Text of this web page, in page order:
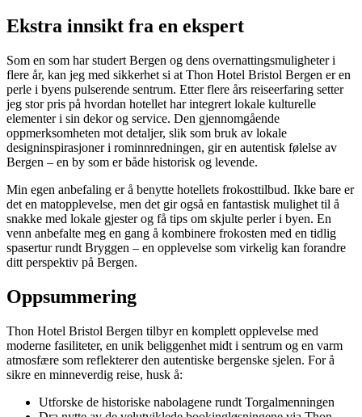
Ekstra innsikt fra en ekspert
Som en som har studert Bergen og dens overnattingsmuligheter i
flere år, kan jeg med sikkerhet si at Thon Hotel Bristol Bergen er en
perle i byens pulserende sentrum. Etter flere års reiseerfaring setter
jeg stor pris på hvordan hotellet har integrert lokale kulturelle
elementer i sin dekor og service. Den gjennomgående
oppmerksomheten mot detaljer, slik som bruk av lokale
designinspirasjoner i rominnredningen, gir en autentisk følelse av
Bergen – en by som er både historisk og levende.
Min egen anbefaling er å benytte hotellets frokosttilbud. Ikke bare er
det en matopplevelse, men det gir også en fantastisk mulighet til å
snakke med lokale gjester og få tips om skjulte perler i byen. En
venn anbefalte meg en gang å kombinere frokosten med en tidlig
spasertur rundt Bryggen – en opplevelse som virkelig kan forandre
ditt perspektiv på Bergen.
Oppsummering
Thon Hotel Bristol Bergen tilbyr en komplett opplevelse med
moderne fasiliteter, en unik beliggenhet midt i sentrum og en varm
atmosfære som reflekterer den autentiske bergenske sjelen. For å
sikre en minneverdig reise, husk å:
Utforske de historiske nabolagene rundt Torgalmenningen